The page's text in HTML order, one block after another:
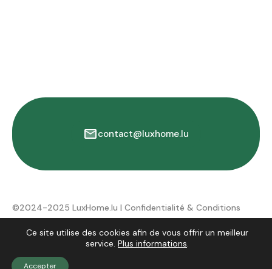
contact@luxhome.lu
©2024-2025 LuxHome.lu | Confidentialité & Conditions
d'utilisation
Ce site utilise des cookies afin de vous offrir un meilleur
service. Plus informations.
Accepter